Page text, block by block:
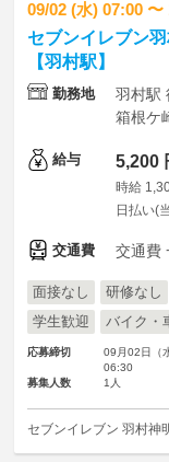
09/02 (水) 07:00 〜
セブンイレブン
【羽村駅】
勤務地
羽村駅
箱根ケ
給与 5,200
時給
日払い(
交通費 交通費
面接なし 研修なし
学生歓迎
バイク・
応募締切
09月02日（
06:30
募集人数
1人
セブンイレブン 羽村神